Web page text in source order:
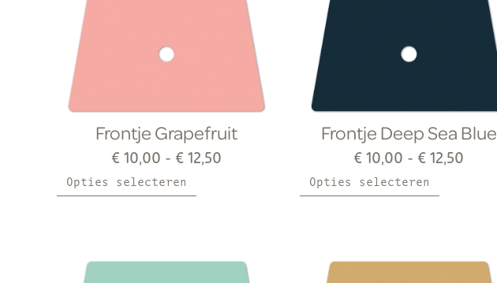
Frontje Grapefruit
€10,00 - €12,50
Opties selecteren
Frontje Deep Sea Blue
€ 10,00 - € 12,50
Opties selecteren